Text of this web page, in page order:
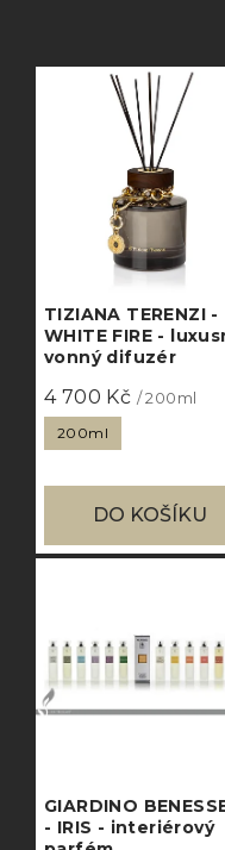
TIZIANA TERENZI -
WHITE FIRE -
vonný difuzér
4 700 Kč / 200ml
200ml
DO KOŠÍKU
GIARDINO
- IRIS - interiérový